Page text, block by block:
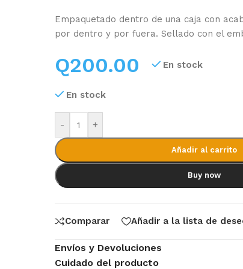
Empaquetado dentro de una caja con
por dentro y por fuera. Sellado con el
Q200.00 En stock
En stock
- +
Añadir al carrito
Buy now
Comparar Añadir a la lista de
Envíos y Devoluciones
Cuidado del producto